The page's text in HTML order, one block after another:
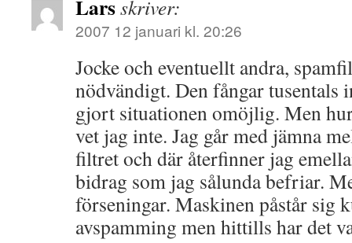
Larsskriver:
2007 12 januari kl. 20:26
Jocke och eventuellt andra,
nödvändigt. Den fångar tusentals
gjort situationen omöjlig. Men
vet jag inte. Jag går med jämna
filtret och där återfinner jag
bidrag som jag sålunda befriar.
förseningar. Maskinen påstår sig
avspamming men hittills har det